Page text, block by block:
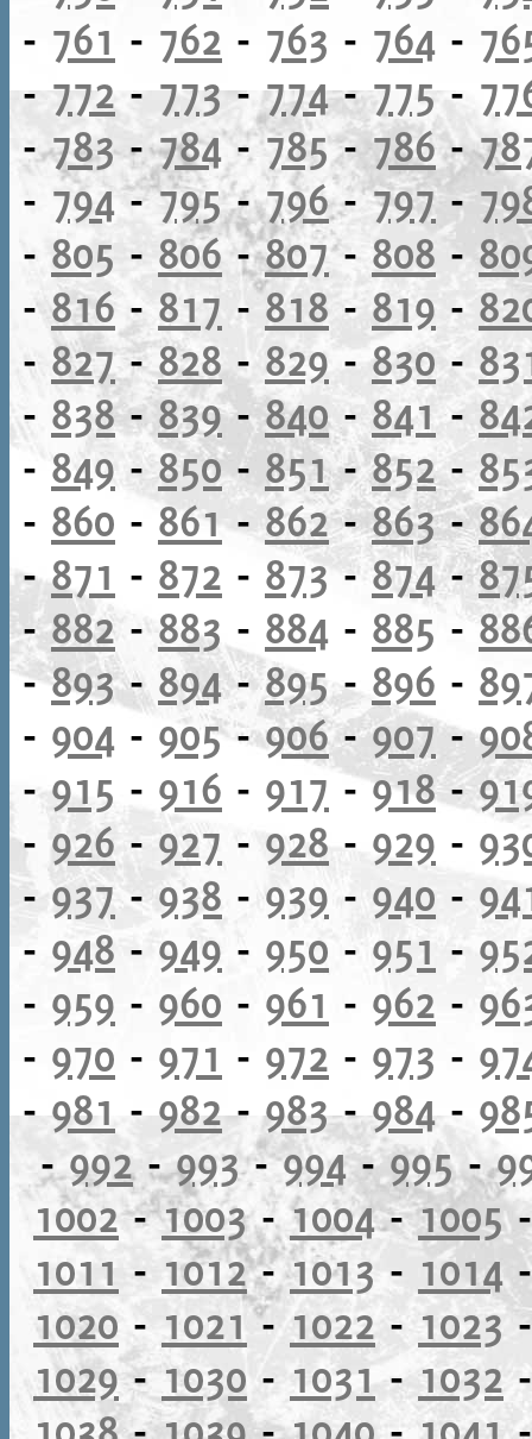
- 761 - 762 - 763 - 764 -
-772 -773-774-775-
-783-784-785-786-
- 794-795-796-797-
- 805 - 806-807- 808 -
- 816 -817 -818 - 819 -
- 827-828-829 - 830 -
- 838-839-840- 841-
- 849 -850- 851-852-
- 860 - 861-862-863-
-871 - 872 - 873-874-
-882-883 - 884 - 885 -
-893- 894-895- 896 -
- 904 - 905-906-907-
-915 - 916 - 917 -918-
- 926 -927 - 928 - 929 -
- 937-938 - 939 - 940 -
- 948 - 949 - 950 - 951 -
- 959 - 960 - 961 - 962 -
- 970 - 971 - 972 - 973 -
-981 -982-983-984-
-992-993-994-995-
1002-1003-1004-1005
1011 - 1012-1013 - 1014
1020 - 1021- 1022-1023
1029-1030 - 1031-1032